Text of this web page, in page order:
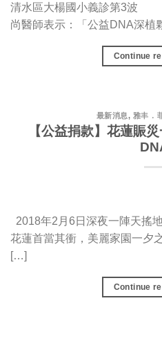
清水區大楊國小義診第3波
尚醫師表示：「公益DNA深植
Continue
最新消息, 雅丰．
【公益捐款】花蓮賑
2018年2月6日深夜一陣天搖
花蓮首當其衝，美麗家園一夕
[…]
Continue